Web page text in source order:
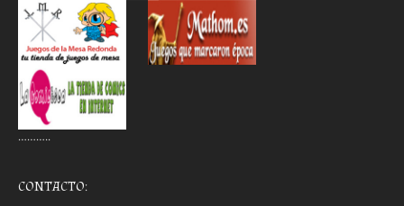
………..
CONTACTO: